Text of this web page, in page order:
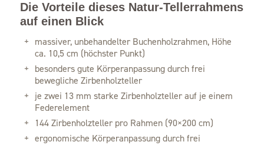
Die Vorteile dieses Natur-Tellerrahmens
auf einen Blick
massiver, unbehandelter Buchenholzrahmen, Höhe
ca. 10,5 cm (höchster Punkt)
besonders gute Körperanpassung durch frei
bewegliche Zirbenholzteller
je zwei 13 mm starke Zirbenholzteller auf je einem
Federelement
144 Zirbenholzteller pro Rahmen (90×200 cm)
ergonomische Körperanpassung durch frei